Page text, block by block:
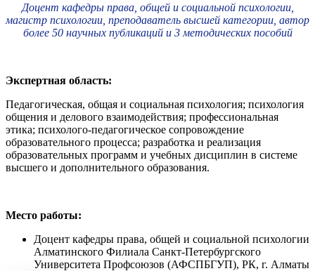
Доцент кафедры права, общей и социальной психологии,
магистр психологии, преподаватель высшей категории, автор
более 50 научных публикаций и 3 методических пособий
Экспертная область:
Педагогическая, общая и социальная психология; психология
общения и делового взаимодействия; профессиональная
этика; психолого-педагогическое сопровождение
образовательного процесса; разработка и реализация
образовательных программ и учебных дисциплин в системе
высшего и дополнительного образования.
Место работы:
Доцент кафедры права, общей и социальной психологии
Алматинского Филиала Санкт-Петербургского
Университета Профсоюзов (АФСПБГУП), РК, г. Алматы